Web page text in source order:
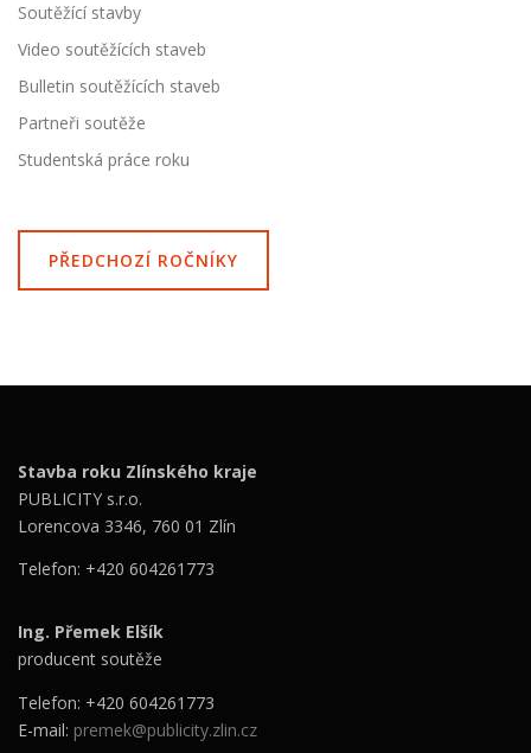
Soutěžící stavby
Video soutěžících staveb
Bulletin soutěžících staveb
Partneři soutěže
Studentská práce roku
PŘEDCHOZÍ ROČNÍKY
Stavba roku Zlínského kraje
PUBLICITY s.r.o.
Lorencova 3346, 760 01 Zlín
Telefon: +420 604261773
Ing. Přemek Elšík
producent soutěže
Telefon: +420 604261773
E-mail: premek@publicity.zlin.cz